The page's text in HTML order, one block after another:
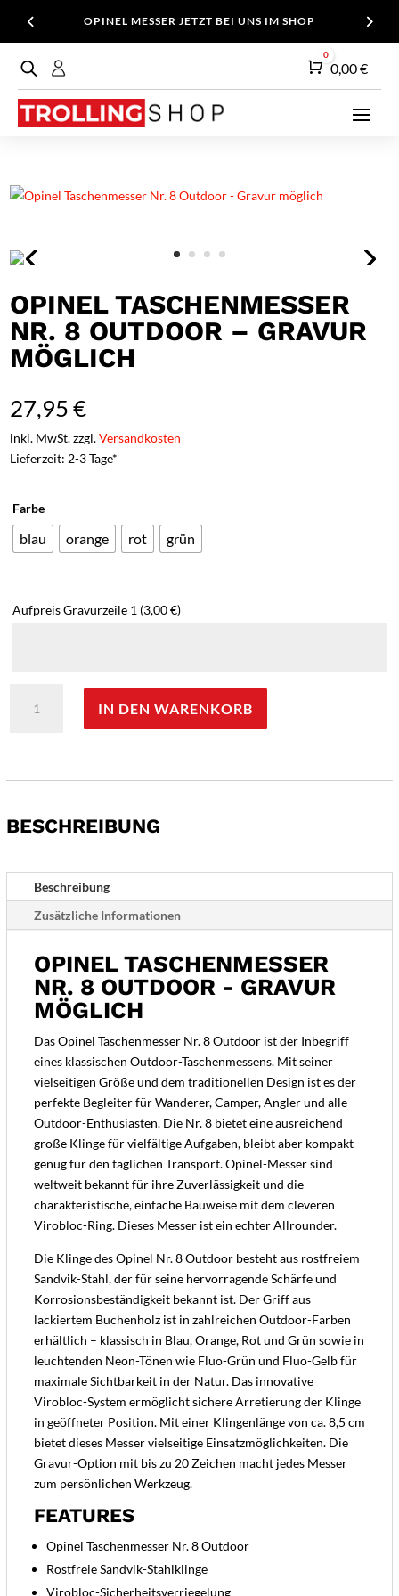
OPINEL MESSER JETZT BEI UNS IM SHOP
Warenkorb
0
0,00€
OPINEL TASCHENMESSER
NR. 8 OUTDOOR – GRAVUR
MÖGLICH
27,95€
inkl. MwSt. zzgl.Versandkosten
Lieferzeit: 2-3 Tage*
Farbe
blau orange rot grün
Aufpreis Gravurzeile 1 (3,00 €)
Taschenmesser
Gravur
möglich
IN DEN WARENKORB
BESCHREIBUNG
Beschreibung
Zusätzliche Informationen
OPINEL TASCHENMESSER
NR. 8 OUTDOOR - GRAVUR
MÖGLICH
Das Opinel Taschenmesser Nr. 8 Outdoor ist der Inbegriff
eines klassischen Outdoor-Taschenmessens. Mit seiner
vielseitigen Größe und dem traditionellen Design ist es der
perfekte Begleiter für Wanderer, Camper, Angler und alle
Outdoor-Enthusiasten. Die Nr. 8 bietet eine ausreichend
große Klinge für vielfältige Aufgaben, bleibt aber kompakt
genug für den täglichen Transport. Opinel-Messer sind
weltweit bekannt für ihre Zuverlässigkeit und die
charakteristische, einfache Bauweise mit dem cleveren
Virobloc-Ring. Dieses Messer ist ein echter Allrounder.
Die Klinge des Opinel Nr. 8 Outdoor besteht aus rostfreiem
Sandvik-Stahl, der für seine hervorragende Schärfe und
Korrosionsbeständigkeit bekannt ist. Der Griff aus
lackiertem Buchenholz ist in zahlreichen Outdoor-Farben
erhältlich – klassisch in Blau, Orange, Rot und Grün sowie in
leuchtenden Neon-Tönen wie Fluo-Grün und Fluo-Gelb für
maximale Sichtbarkeit in der Natur. Das innovative
Virobloc-System ermöglicht sichere Arretierung der Klinge
in geöffneter Position. Mit einer Klingenlänge von ca. 8,5 cm
bietet dieses Messer vielseitige Einsatzmöglichkeiten. Die
Gravur-Option mit bis zu 20 Zeichen macht jedes Messer
zum persönlichen Werkzeug.
FEATURES
Opinel Taschenmesser Nr. 8 Outdoor
Rostfreie Sandvik-Stahlklinge
Virobloc-Sicherheitsverriegelung